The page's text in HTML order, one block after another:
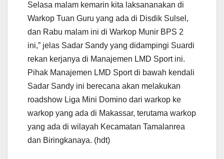
Selasa malam kemarin kita laksananakan di
Warkop Tuan Guru yang ada di Disdik Sulsel,
dan Rabu malam ini di Warkop Munir BPS 2
ini,” jelas Sadar Sandy yang didampingi Suardi
rekan kerjanya di Manajemen LMD Sport ini.
Pihak Manajemen LMD Sport di bawah kendali
Sadar Sandy ini berecana akan melakukan
roadshow Liga Mini Domino dari warkop ke
warkop yang ada di Makassar, terutama warkop
yang ada di wilayah Kecamatan Tamalanrea
dan Biringkanaya. (hdt)